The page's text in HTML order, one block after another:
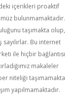
içerikleri proaktif
bulunmamaktadır.
taşımakta olup,
Bu internet
ile hiçbir bağlantısı
makaleler
niteliği taşımamakta
yapılmamaktadır.